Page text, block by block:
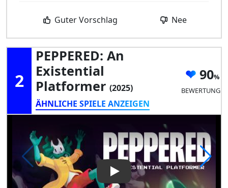
Guter Vorschlag Nee
2
PEPPERED: An
Existential
Platformer (2025)
ÄHNLICHE SPIELE ANZEIGEN
90
BEWERTUNG
Play Video: PEPPERED: an